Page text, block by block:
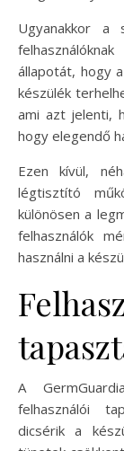
Ugyanakkor
állapotát, hogy
készülék
ami azt jelenti,
hogy elegendő
Ezen kívül,
légtisztító
különösen a
felhasználók
használni a
A
felhasználói
dicsérik a